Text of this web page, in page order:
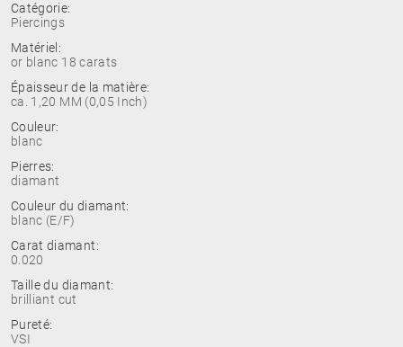
Catégorie:
Piercings
Matériel:
or blanc 18 carats
Épaisseur de la matière:
ca. 1,20 MM (0,05 Inch)
Couleur:
blanc
Pierres:
diamant
Couleur du diamant:
blanc (E/F)
Carat diamant:
0.020
Taille du diamant:
brilliant cut
Pureté:
VSI